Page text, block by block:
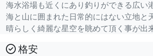
海水浴場も近くにあり釣りができる広い
海と山に囲まれた日常的にはない立地と
晴らしく綺麗な星空を眺めて頂く事が出
格安